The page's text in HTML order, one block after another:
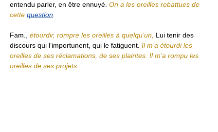
entendu parler, en être ennuyé. On a les oreilles rebattues de
cette question
Fam., étourdir, rompre les oreilles à quelqu’un, Lui tenir des
discours qui l’importunent, qui le fatiguent. Il m’a étourdi les
oreilles de ses réclamations, de ses plaintes. Il m’a rompu les
oreilles de ses projets.